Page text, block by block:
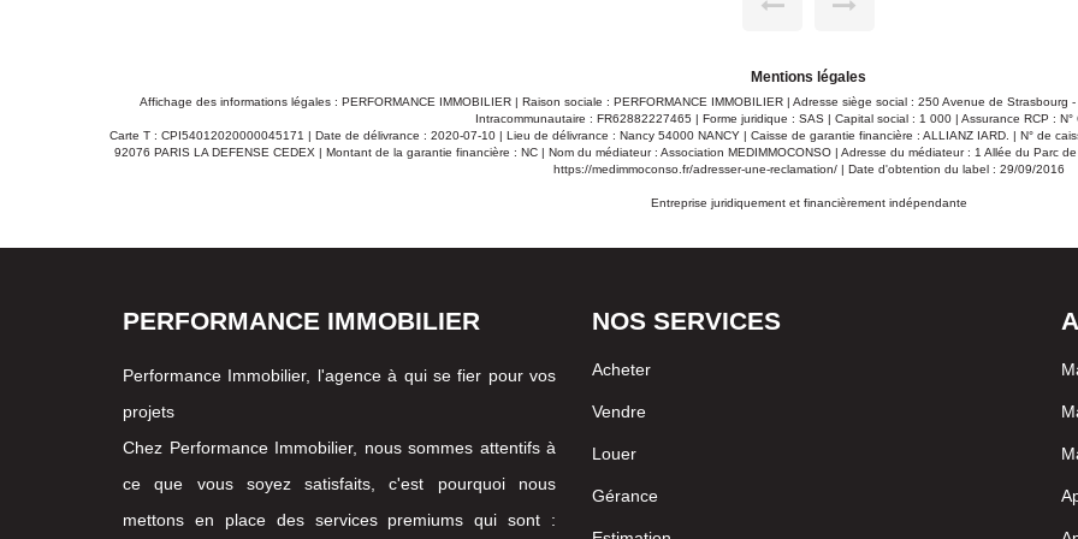
Mentions légales
Affichage des informations légales : PERFORMANCE IMMOBILIER | Raison sociale : PERFORMANCE IMMOBILIER | Adresse siège social : 250 Avenue de
Intracommunautaire : FR62882227465 | Forme juridique : SAS | Capital social : 1 000 | Assurance RCP :
Carte T : CPI54012020000045171 | Date de délivrance : 2020-07-10 | Lieu de délivrance : Nancy 54000 NANCY | Caisse de garantie financière : ALLIANZ IARD. | N° de
92076 PARIS LA DEFENSE CEDEX | Montant de la garantie financière : NC | Nom du médiateur : Association MEDIMMOCONSO | Adresse du médiateur : 1 Allée du Parc
https://medimmoconso.fr/adresser-une-reclamation/| Date d'obtention du label : 29/09/2016
Entreprise juridiquement et financièrement indépendante
PERFORMANCE IMMOBILIER
Performance Immobilier, l'agence à qui se fier pour vos
projets
Chez Performance Immobilier, nous sommes attentifs à
ce que vous soyez satisfaits, c'est pourquoi nous
mettons en place des services premiums qui sont :
NOS SERVICES
Acheter
Vendre
Louer
Gérance